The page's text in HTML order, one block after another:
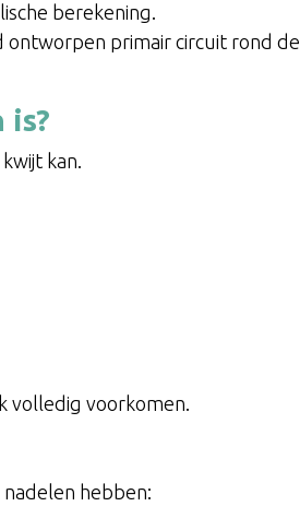
berekening.
primair circuit rond de
kan.
volledig voorkomen.
hebben: